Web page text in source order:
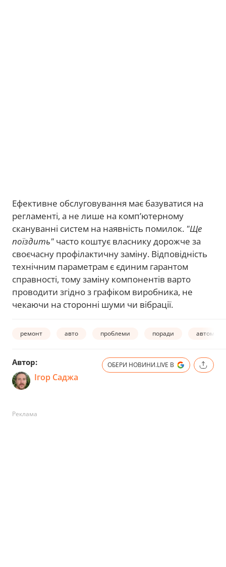
Ефективне обслуговування має базуватися на
регламенті, а не лише на комп’ютерному
скануванні систем на наявність помилок. "Ще
поїздить" часто коштує власнику дорожче за
своєчасну профілактичну заміну. Відповідність
технічним параметрам є єдиним гарантом
справності, тому заміну компонентів варто
проводити згідно з графіком виробника, не
чекаючи на сторонні шуми чи вібрації.
ремонт авто проблеми поради
Автор:
Ігор Саджа
ОБЕРИ НОВИНИ.LIVE В
Реклама